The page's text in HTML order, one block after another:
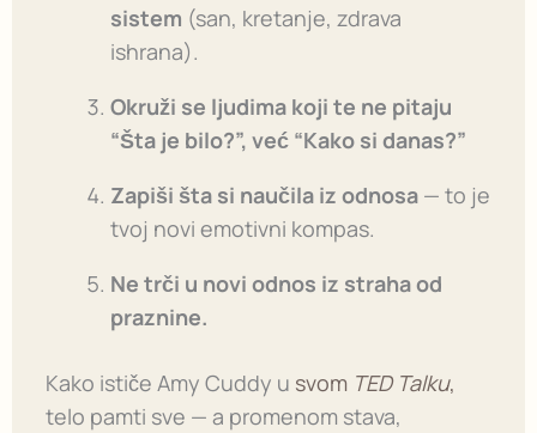
sistem (san, kretanje, zdrava
ishrana).
Okruži se ljudima koji te ne pitaju
“Šta je bilo?”, već “Kako si danas?”
Zapiši šta si naučila iz odnosa— to je
tvoj novi emotivni kompas.
Ne trči u novi odnos iz straha od
praznine.
Kako ističe Amy Cuddy u svom TED Talku,
telo pamti sve — a promenom stava,